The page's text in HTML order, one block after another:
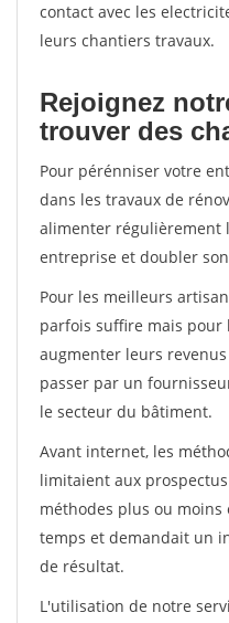
contact avec les
leurs chantiers travaux.
Rejoignez
trouver des
Pour pérénniser votre
dans les travaux de
alimenter régulièrement
entreprise et doubler
Pour les meilleurs
parfois suffire mais
augmenter leurs
passer par un
le secteur du bâtiment.
Avant internet, les
limitaient aux
méthodes plus ou
temps et demandait un
de résultat.
L'utilisation de notre